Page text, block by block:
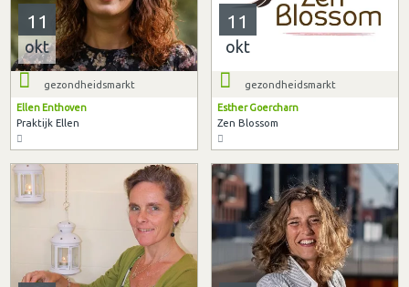
11
okt
gezondheidsmarkt
Ellen Enthoven
Praktijk Ellen
11
okt
gezondheidsmarkt
Esther Goercharn
Zen Blossom